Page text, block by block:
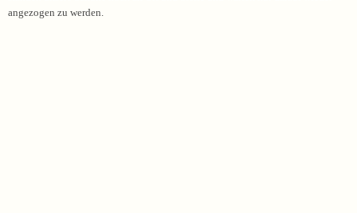
angezogen zu werden.